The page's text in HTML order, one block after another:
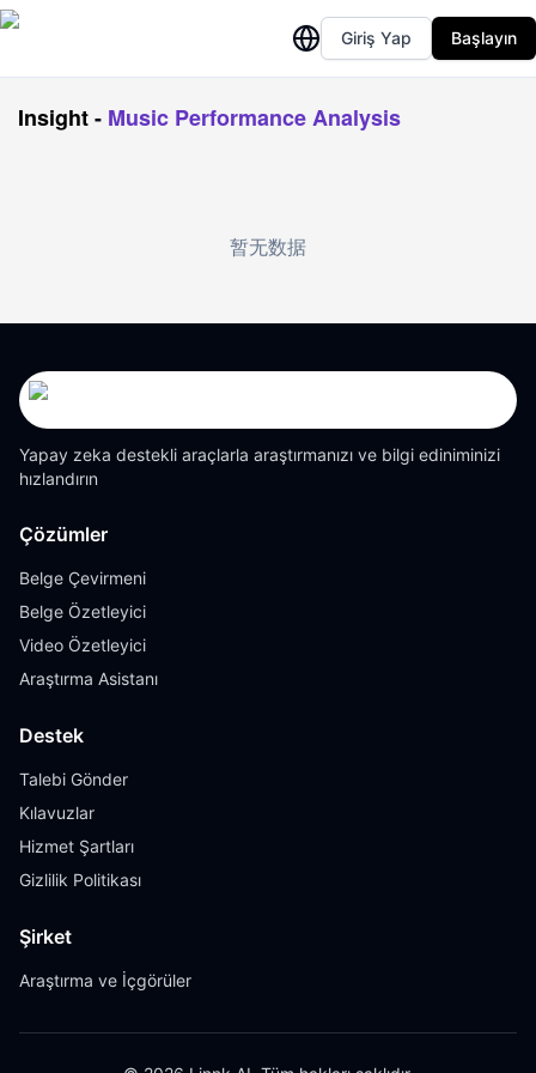
Giriş Yap Başlayın
Insight- Music Performance Analysis
暂无数据
Yapay zeka destekli araçlarla araştırmanızı ve bilgi ediniminizi
hızlandırın
Çözümler
Belge Çevirmeni
Belge Özetleyici
Video Özetleyici
Araştırma Asistanı
Destek
Talebi Gönder
Kılavuzlar
Hizmet Şartları
Gizlilik Politikası
Şirket
Araştırma ve İçgörüler